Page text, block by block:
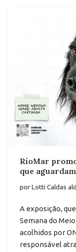
RioMar
que
porLotti Caldas
A exposição,
Semana do
acolhidos por
responsável